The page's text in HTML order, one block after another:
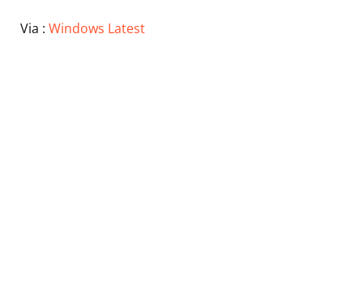
Via : Windows Latest